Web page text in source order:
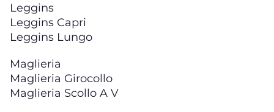
Leggins
Leggins Capri
Leggins Lungo
Maglieria
Maglieria Girocollo
Maglieria Scollo A V